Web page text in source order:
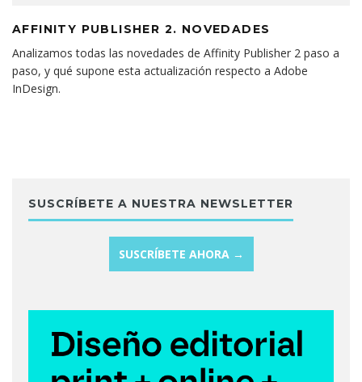
AFFINITY PUBLISHER 2. NOVEDADES
Analizamos todas las novedades de Affinity Publisher 2 paso a
paso, y qué supone esta actualización respecto a Adobe
InDesign.
SUSCRÍBETE A NUESTRA NEWSLETTER
SUSCRÍBETE AHORA →